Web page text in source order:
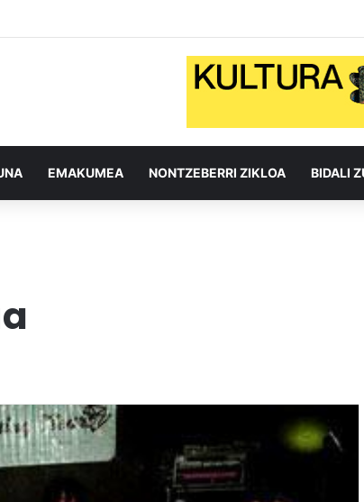
EMAKUMEA NONTZEBERRI ZIKLOA BIDALI